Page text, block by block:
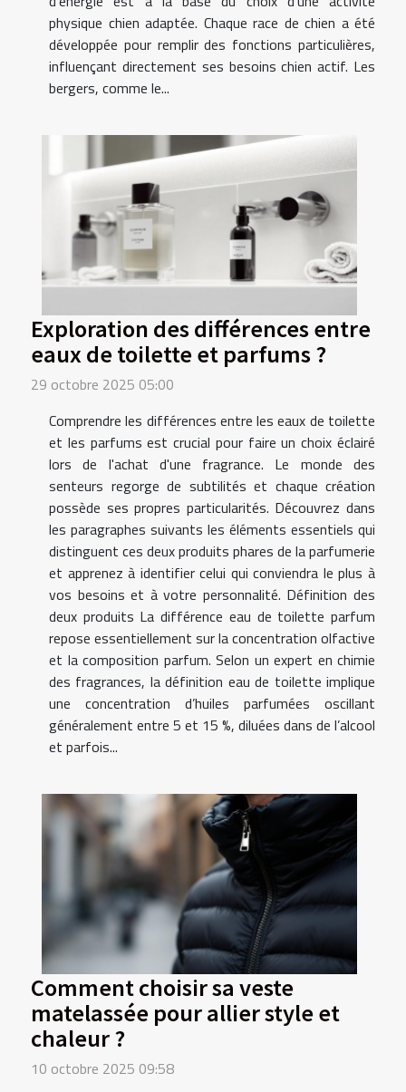
physique chien adaptée. Chaque race de chien a été
développée pour remplir des fonctions particulières,
influençant directement ses besoins chien actif. Les
bergers, comme le...
Exploration des différences entre
eaux de toilette et parfums ?
29 octobre 2025 05:00
Comprendre les différences entre les eaux de toilette
et les parfums est crucial pour faire un choix éclairé
lors de l'achat d'une fragrance. Le monde des
senteurs regorge de subtilités et chaque création
possède ses propres particularités. Découvrez dans
les paragraphes suivants les éléments essentiels qui
distinguent ces deux produits phares de la parfumerie
et apprenez à identifier celui qui conviendra le plus à
vos besoins et à votre personnalité. Définition des
deux produits La différence eau de toilette parfum
repose essentiellement sur la concentration olfactive
et la composition parfum. Selon un expert en chimie
des fragrances, la définition eau de toilette implique
une concentration d’huiles parfumées oscillant
généralement entre 5 et 15 %, diluées dans de l’alcool
et parfois...
Comment choisir sa veste
matelassée pour allier style et
chaleur ?
10 octobre 2025 09:58